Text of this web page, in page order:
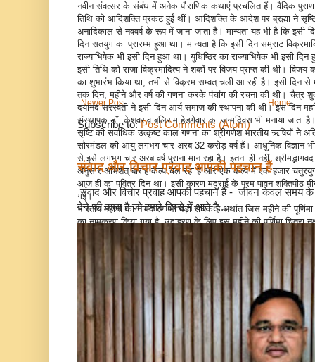
नवीन संवत्सर के संबंध में अनेक पौराणिक कथाएं प्रचलित हैं। वैदिक पुराण
तिथि को आदिशक्ति प्रकट हुई थीं। आदिशक्ति के आदेश पर ब्रह्मा ने
अनादिकाल से नववर्ष के रूप में जाना जाता है। मान्यता यह भी है कि इसी
दिन सतयुग का प्रारम्भ हुआ था। मान्यता है कि इसी दिन सम्राट
राज्याभिषेक भी इसी दिन हुआ था। युधिष्ठिर का राज्याभिषेक भी इसी
इसी तिथि को राजा विक्रमादित्य ने शकों पर विजय प्राप्त की थी।
का शुभारंभ किया था, तभी से विक्रम सम्वत् चली आ रही है। इसी दिन से
तक दिन, महीने और वर्ष की गणना करके पंचांग की रचना की थी। चैत्र
दयानंद सरस्वती ने इसी दिन आर्य समाज की स्थापना की थी। इस दिन
संस्थापक डॉ. केशवराव बलिराम हेडगेवार का जन्मदिवस भी मनाया जाता
सृष्टि की सर्वाधिक उत्कृष्ट काल गणना का श्रीगणेश भारतीय ऋषियों ने
सौरमंडल की आयु लगभग चार अरब 32 करोड़ वर्ष हैं। आधुनिक विज्ञान भी
से इसे लगभग चार अरब वर्ष पुराना मान रहा है। इतना ही नहीं,
अनुसार अभिशेत् बाराह कल्प चल रहा है और एक कल्प में एक हजार
आज ही का पवित्र दिन था। इसी कारण मदुराई के परम पावन शक्तिपीठ
गई।
भारतीय महीनों का नामकरण भी बड़ा रोचक है अर्थात जिस महीने की
का नामकरण किया गया है, उदाहरण के लिए इस महीने की पूर्णिमा चित्रा
गया। क्रांति वृत पर 12 महीने की सीमाएं तय करने के लिए आकाश में
तारा मंडलों की आकृतियों के आधार पर रखे गए। इस प्रकार बारह राशियां
चूंकि सूर्य क्रांति मंडल के ठीक केंद्र में नहीं हैं, अत: कोणों के निकट
अधिक भाग वाले पक्ष में 32 दिन लगते हैं। इसलिए प्रति तीन वर्ष में एक
भारतीय काल गणना इतनी वैज्ञानिक व्यवस्था है कि शताब्दियों तक एक
में वर्ष के 365.2422 दिन को 30 और 31 के हिसाब से 12 महीनों में
महीने को लीप ईयर घोषित कर देते हैं। तब भी नौ मिनट 11 सेकेंड का
दिन बढ़ाना पड़ता है, तब भी पूर्णाकन नहीं हो पाता। अभी कुछ वर्ष पूर्व
कर दिया गया। फिर भी 22 सेकेंड का समय अधिक चल रहा है। यह
से संसार भर के सारे मानक तय किए जाते हैं। रोमन कैलेंडर में तो पहले 10
Newer Post Home
Subscribe to:Post Comments (Atom)
संवाद और विचार प्रवाह आपकी पहचान हैं
संवाद और विचार प्रवाह आपकी पहचान हैं - जीवन केवल समय के
देने की कला है जो हमारे हिस्से में आते है...